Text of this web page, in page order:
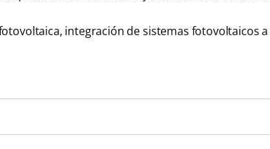
integración de sistemas fotovoltaicos